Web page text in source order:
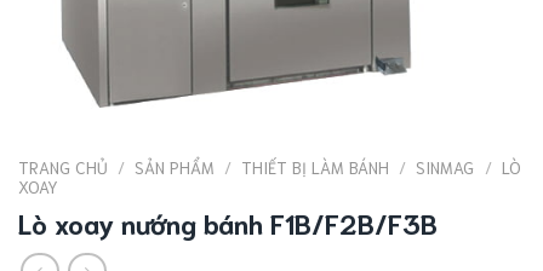
TRANG CHỦ / SẢN PHẨM / THIẾT BỊ LÀM BÁNH / SINMAG / LÒ
XOAY
Lò xoay nướng bánh F1B/F2B/F3B